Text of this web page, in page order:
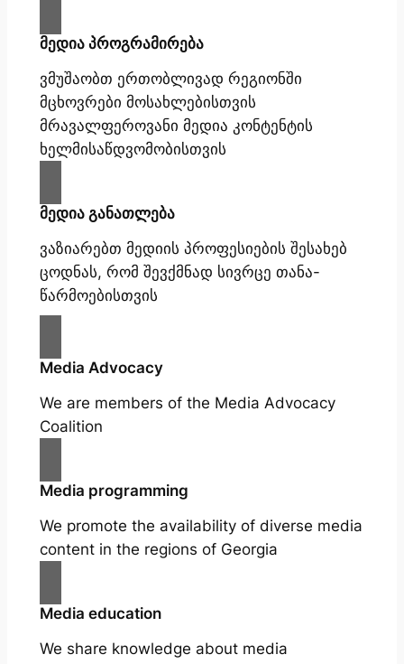
მედია პროგრამირება
ვმუშაობთ ერთობლივად რეგიონში
მცხოვრები მოსახლებისთვის
მრავალფეროვანი მედია კონტენტის
ხელმისაწდვომობისთვის
მედია განათლება
ვაზიარებთ მედიის პროფესიების შესახებ
ცოდნას, რომ შევქმნად სივრცე თანა-
წარმოებისთვის
Media Advocacy
We are members of the Media Advocacy
Coalition
Media programming
We promote the availability of diverse media
content in the regions of Georgia
Media education
We share knowledge about media